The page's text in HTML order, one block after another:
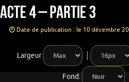
Acte 4 – Partie 3
Date de publication : le 10 décembre
Largeur
Fond: